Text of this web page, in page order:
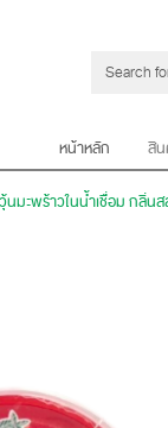
หน้าหลัก สิ
นมะพร้าวในน้ำเชื่่อม กลิ่น